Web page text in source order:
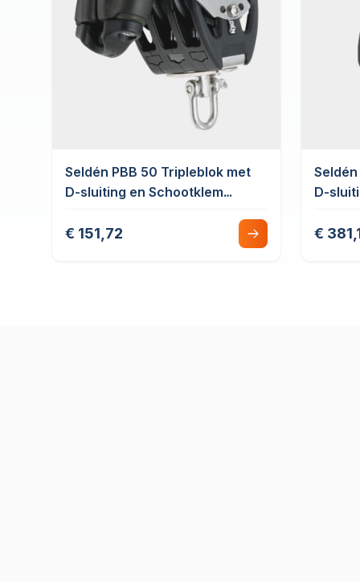
Seldén PBB 50 Tripleblok met
D-sluiting en Schootklem
€ 151,72
D-
€